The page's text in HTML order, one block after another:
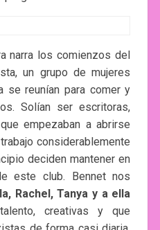
narra los comienzos del
un grupo de mujeres
se reunían para comer y
Solían ser escritoras,
empezaban a abrirse
considerablemente
deciden mantener en
este club. Bennet nos
Rachel, Tanya y a ella
creativas y que